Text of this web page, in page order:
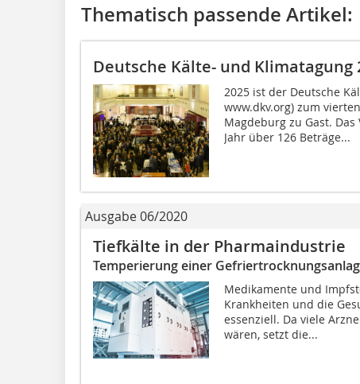
Thematisch passende Artikel:
Deutsche Kälte- und Klimatagung
2025 ist der Deutsche
www.dkv.org) zum
Magdeburg zu Gast.
Jahr über 126 Beträge...
Ausgabe 06/2020
Tiefkälte in der Pharmaindustrie
Temperierung einer
Medikamente und
Krankheiten und die
essenziell. Da viele
wären, setzt die...